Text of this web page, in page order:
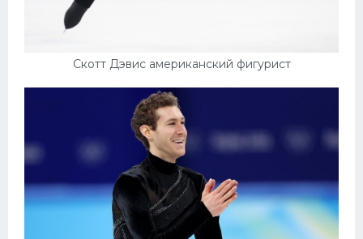
Скотт Дэвис американский фигурист